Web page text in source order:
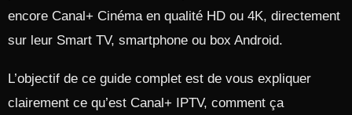
encore Canal+ Cinéma en qualité HD ou 4K, directement
sur leur Smart TV, smartphone ou box Android.​
L’objectif de ce guide complet est de vous expliquer
clairement ce qu’est Canal+ IPTV, comment ça